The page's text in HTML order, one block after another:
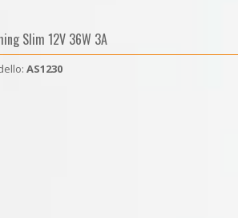
Slim 12V 36W 3A
AS1230